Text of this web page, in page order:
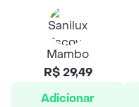
Mambo
R$ 29,49
Adicionar